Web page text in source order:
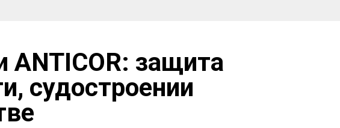
защита
судостроении